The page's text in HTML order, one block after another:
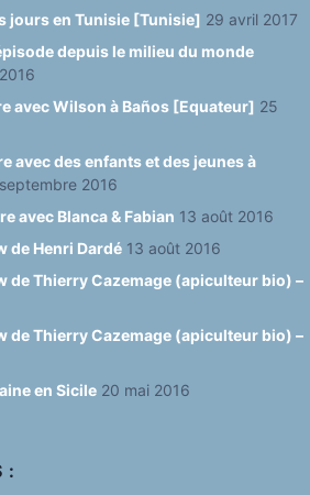
jours en Tunisie [Tunisie] 29 avril 2017
depuis le milieu du monde
avec Wilson à Baños [Equateur] 25
avec des enfants et des jeunes à
2016
avec Blanca & Fabian 13 août 2016
de Henri Dardé 13 août 2016
de Thierry Cazemage (apiculteur bio) –
de Thierry Cazemage (apiculteur bio) –
en Sicile 20 mai 2016
: